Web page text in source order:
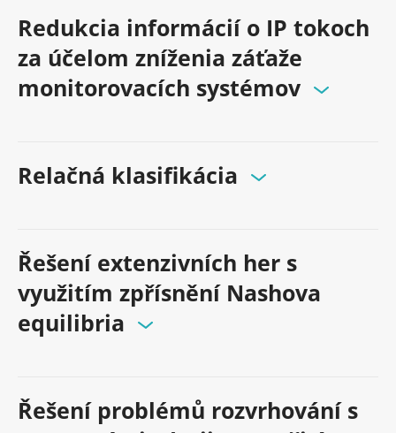
Redukcia informácií o IP tokoch
za účelom zníženia záťaže
monitorovacích systémov
Relačná klasifikácia
Řešení extenzivních her s
využitím zpřísnění Nashova
equilibria
Řešení problémů rozvrhování s